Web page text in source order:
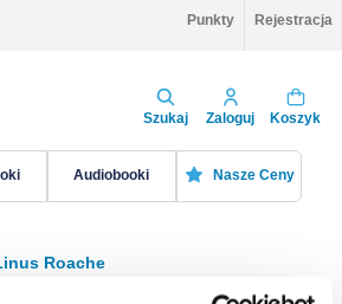
Punkty Rejestracja
Szukaj Zaloguj Koszyk
Audiobooki Nasze Ceny
Roache